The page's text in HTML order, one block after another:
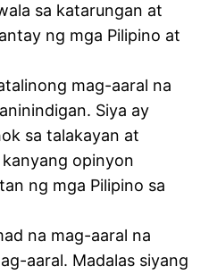
sa katarungan at
ng mga Pilipino at
mag-aaral na
Siya ay
sa talakayan at
opinyon
ng mga Pilipino sa
na mag-aaral na
aaral. Madalas siyang